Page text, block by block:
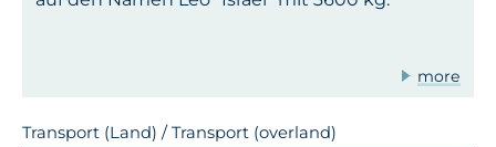
more
Transport (Land) / Transport (overland)